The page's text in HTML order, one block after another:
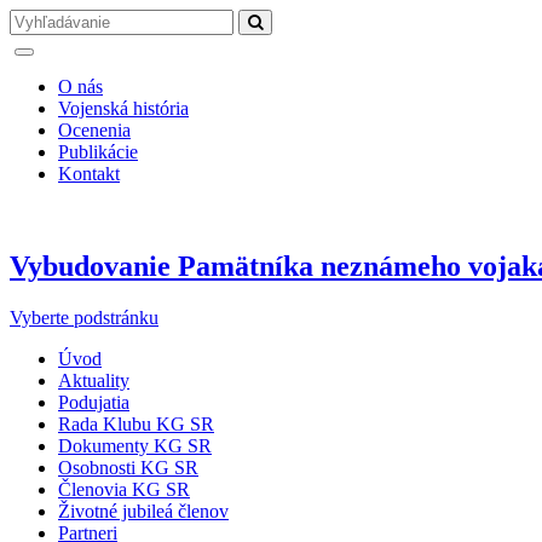
O nás
Vojenská história
Ocenenia
Publikácie
Kontakt
Vybudovanie Pamätníka neznámeho
Vyberte podstránku
Úvod
Aktuality
Podujatia
Rada Klubu KG SR
Dokumenty KG SR
Osobnosti KG SR
Členovia KG SR
Životné jubileá členov
Partneri